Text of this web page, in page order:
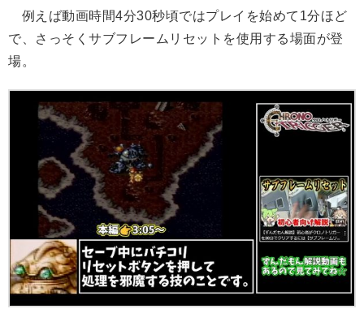
例えば動画時間4分30秒頃ではプレイを始めて1分ほど
で、さっそくサブフレームリセットを使用する場面が登
場。